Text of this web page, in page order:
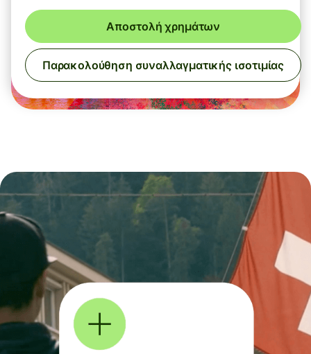
Αποστολή χρημάτων
Παρακολούθηση συναλλαγματικής ισοτιμίας